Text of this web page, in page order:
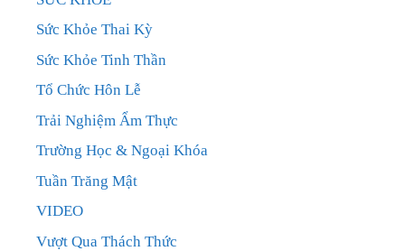
Sức Khỏe Thai Kỳ
Sức Khỏe Tinh Thần
Tổ Chức Hôn Lễ
Trải Nghiệm Ẩm Thực
Trường Học & Ngoại Khóa
Tuần Trăng Mật
VIDEO
Vượt Qua Thách Thức